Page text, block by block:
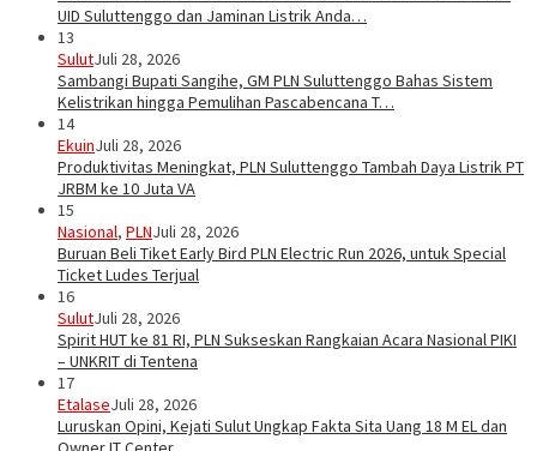
UID Suluttenggo dan Jaminan Listrik Anda…
13
SulutJuli 28, 2026
Sambangi Bupati Sangihe, GM PLN Suluttenggo Bahas Sistem
Kelistrikan hingga Pemulihan Pascabencana T…
14
EkuinJuli 28, 2026
Produktivitas Meningkat, PLN Suluttenggo Tambah Daya Listrik PT
JRBM ke 10 Juta VA
15
Nasional, PLNJuli 28, 2026
Buruan Beli Tiket Early Bird PLN Electric Run 2026, untuk Special
Ticket Ludes Terjual
16
SulutJuli 28, 2026
Spirit HUT ke 81 RI, PLN Sukseskan Rangkaian Acara Nasional PIKI
– UNKRIT di Tentena
17
EtalaseJuli 28, 2026
Luruskan Opini, Kejati Sulut Ungkap Fakta Sita Uang 18 M EL dan